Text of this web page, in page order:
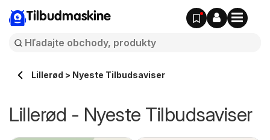
Tilbudmaskine
Lillerød > Nyeste Tilbudsaviser
Lillerød - Nyeste Tilbudsaviser